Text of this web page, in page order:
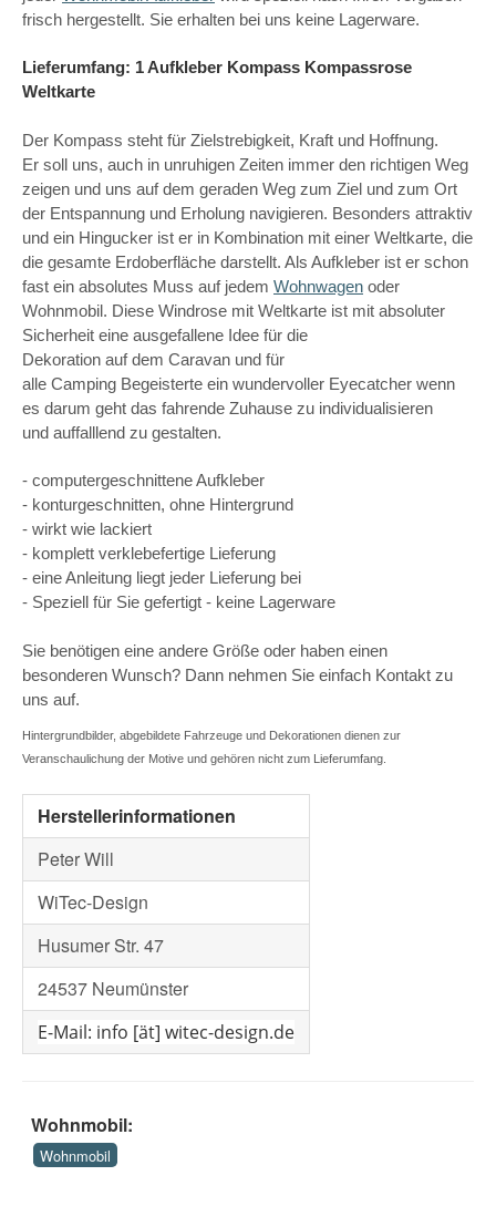
frisch hergestellt. Sie erhalten bei uns keine Lagerware.
Lieferumfang: 1 Aufkleber Kompass Kompassrose
Weltkarte
Der Kompass steht für Zielstrebigkeit, Kraft und Hoffnung.
Er soll uns, auch in unruhigen Zeiten immer den richtigen Weg
zeigen und uns auf dem geraden Weg zum Ziel und zum Ort
der Entspannung und Erholung navigieren. Besonders attraktiv
und ein Hingucker ist er in Kombination mit einer Weltkarte, die
die gesamte Erdoberfläche darstellt. Als Aufkleber ist er schon
fast ein absolutes Muss auf jedem Wohnwagen oder
Wohnmobil. Diese Windrose mit Weltkarte ist mit absoluter
Sicherheit eine ausgefallene Idee für die
Dekoration auf dem Caravan und für
alle Camping Begeisterte ein wundervoller Eyecatcher wenn
es darum geht das fahrende Zuhause zu individualisieren
und auffalllend zu gestalten.
- computergeschnittene Aufkleber
- konturgeschnitten, ohne Hintergrund
- wirkt wie lackiert
- komplett verklebefertige Lieferung
- eine Anleitung liegt jeder Lieferung bei
- Speziell für Sie gefertigt - keine Lagerware
Sie benötigen eine andere Größe oder haben einen
besonderen Wunsch? Dann nehmen Sie einfach Kontakt zu
uns auf.
Hintergrundbilder, abgebildete Fahrzeuge und Dekorationen dienen zur
Veranschaulichung der Motive und gehören nicht zum Lieferumfang.
Herstellerinformationen
Peter Will
WiTec-Design
Husumer Str. 47
24537 Neumünster
E-Mail: info [ät] witec-design.de
Wohnmobil:
Wohnmobil